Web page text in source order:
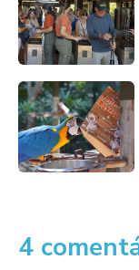
4